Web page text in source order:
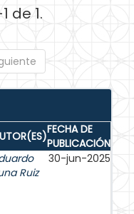
de 1.
FECHA DE
PUBLICACIÓN
Ruiz
30-jun-2025